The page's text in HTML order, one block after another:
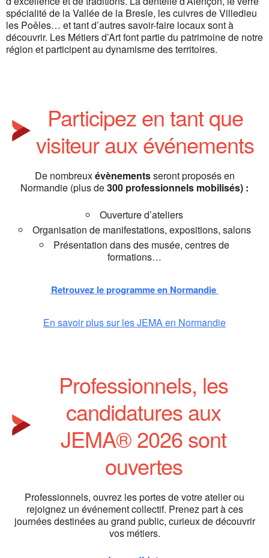
spécialité de la Vallée de la Bresle, les cuivres de Villedieu
les Poêles… et tant d’autres savoir-faire locaux sont à
découvrir. Les Métiers d’Art font partie du patrimoine de notre
région et participent au dynamisme des territoires.
Participez en tant que
visiteur aux événements
De nombreuxévènementsseront proposés en
Normandie (plus de300 professionnels mobilisés) :
Ouverture d’ateliers
Organisation de manifestations, expositions, salons
Présentation dans des musée, centres de
formations…
Retrouvez le programme en Normandie
En savoir plus sur les JEMA en Normandie
Professionnels, les
candidatures aux
JEMA® 2026 sont
ouvertes
Professionnels, ouvrez les portes de votre atelier ou
rejoignez un événement collectif. Prenez part à ces
journées destinées au grand public, curieux de découvrir
vos métiers.